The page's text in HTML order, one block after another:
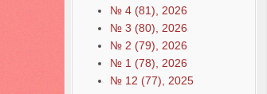
№ 4 (81), 2026
№ 3 (80), 2026
№ 2 (79), 2026
№ 1 (78), 2026
№ 12 (77), 2025